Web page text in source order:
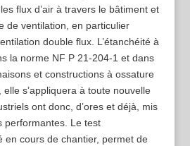
flux d’air à travers le bâtiment et
de ventilation, en particulier
double flux. L’étanchéité à
la norme NF P 21‑204‑1 et dans
et constructions à ossature
s’appliquera à toute nouvelle
ont donc, d’ores et déjà, mis
performantes. Le test
en cours de chantier, permet de